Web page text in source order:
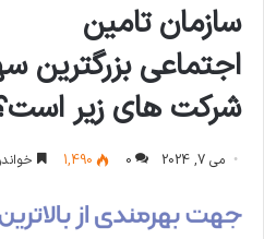
سازمان تامین
اجتماعی بزرگترین
شرکت های زیر
می 7, 2024 0
1,490 خواندن